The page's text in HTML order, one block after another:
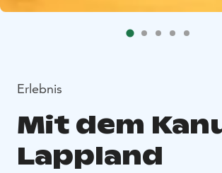
Erlebnis
Mit dem
Lappland